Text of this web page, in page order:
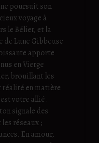
poursuit son
voyage à
le Bélier, et la
de Lune Gibbeuse
apporte
en Vierge
brouillant les
en matière
votre allié.
signale des
réseaux ;
En amour,